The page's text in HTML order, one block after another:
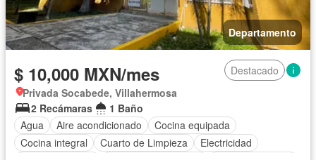
Departamento
$ 10,000 MXN/mes
Destacado
Privada Socabede, Villahermosa
2 Recámaras
1 Baño
Agua
Aire acondicionado
Cocina equipada
Cocina integral
Cuarto de Limpieza
Electricidad